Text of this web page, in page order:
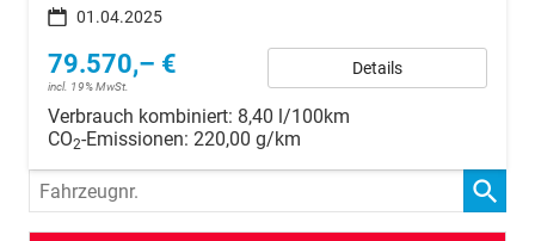
01.04.2025
79.570,– €
incl. 19% MwSt.
Details
Verbrauch kombiniert: 8,40 l/100km
CO2-Emissionen: 220,00 g/km
Fahrzeugnr.